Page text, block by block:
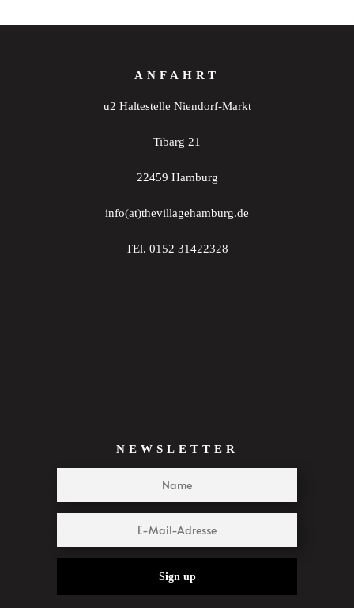
ANFAHRT
u2 Haltestelle Niendorf-Markt
Tibarg 21
22459 Hamburg
info(at)thevillagehamburg.de
TEl. 0152 31422328
NEWSLETTER
Sign up